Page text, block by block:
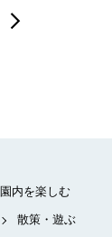
園内を楽しむ
散策・遊ぶ